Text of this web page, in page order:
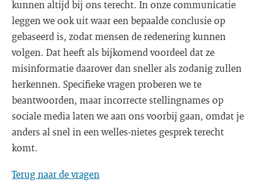
kunnen altijd bij ons terecht. In onze communicatie
leggen we ook uit waar een bepaalde conclusie op
gebaseerd is, zodat mensen de redenering kunnen
volgen. Dat heeft als bijkomend voordeel dat ze
misinformatie daarover dan sneller als zodanig zullen
herkennen. Specifieke vragen proberen we te
beantwoorden, maar incorrecte stellingnames op
sociale media laten we aan ons voorbij gaan, omdat je
anders al snel in een welles-nietes gesprek terecht
komt.
Terug naar de vragen